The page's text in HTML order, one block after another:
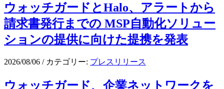
ウォッチガードとHalo、アラートから
請求書発行までの MSP自動化ソリュー
ションの提供に向けた提携を発表
2026/08/06 / カテゴリー: プレスリリース
ウォッチガード、企業ネットワークを